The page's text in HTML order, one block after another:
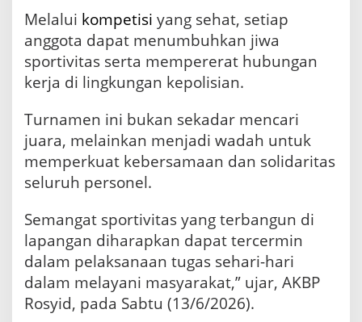
a
H
r
i
h
a
y
a
g
a
r
k
e
-
8
Melalui kompetisi yang sehat, setiap
anggota dapat menumbuhkan jiwa
sportivitas serta mempererat hubungan
kerja di lingkungan kepolisian.
Turnamen ini bukan sekadar mencari
juara, melainkan menjadi wadah untuk
memperkuat kebersamaan dan solidaritas
seluruh personel.
Semangat sportivitas yang terbangun di
lapangan diharapkan dapat tercermin
dalam pelaksanaan tugas sehari-hari
dalam melayani masyarakat,” ujar, AKBP
Rosyid, pada Sabtu (13/6/2026).